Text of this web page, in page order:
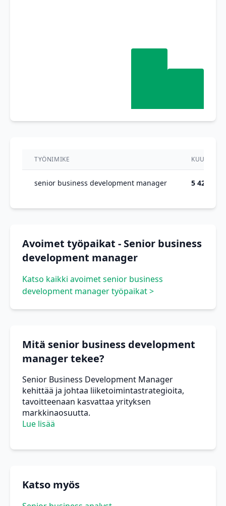
TYÖNIMIKE
senior business development manager 5 425 €
Avoimet työpaikat - Senior business
development manager
Katso kaikki avoimet senior business
development manager työpaikat >
Mitä senior business development
manager tekee?
Senior Business Development Manager
kehittää ja johtaa liiketoimintastrategioita,
tavoitteenaan kasvattaa yrityksen
markkinaosuutta.
Lue lisää
Katso myös